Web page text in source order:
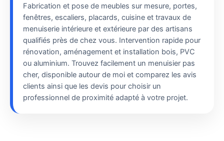
Fabrication et pose de meubles sur mesure, portes,
fenêtres, escaliers, placards, cuisine et travaux de
menuiserie intérieure et extérieure par des artisans
qualifiés près de chez vous. Intervention rapide pour
rénovation, aménagement et installation bois, PVC
ou aluminium. Trouvez facilement un menuisier pas
cher, disponible autour de moi et comparez les avis
clients ainsi que les devis pour choisir un
professionnel de proximité adapté à votre projet.